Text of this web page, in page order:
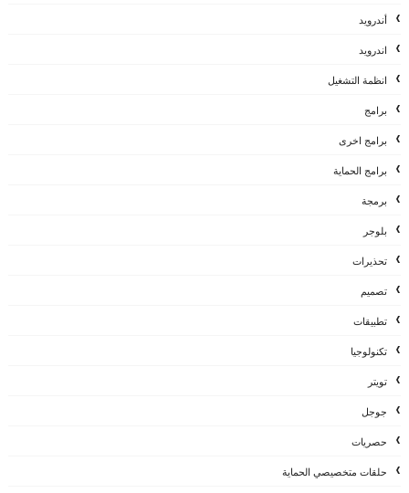
أندرويد
اندرويد
انظمة التشغيل
برامج
برامج اخرى
برامج الحماية
برمجة
بلوجر
تحذيرات
تصميم
تطبيقات
تكنولوجيا
تويتر
جوجل
حصريات
حلقات متخصيصي الحماية